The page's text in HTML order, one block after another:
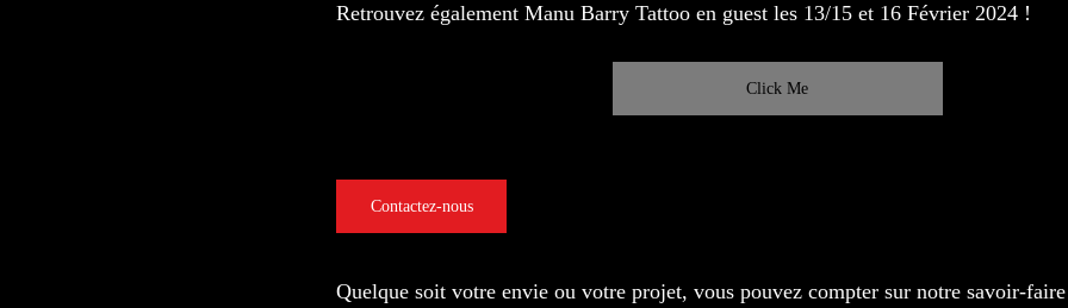
Retrouvez également Manu Barry Tattoo en guest les 13/15 et 16 Février 2024 !
Click Me
Contactez-nous
Quelque soit votre envie ou votre projet, vous pouvez compter sur notre savoir-